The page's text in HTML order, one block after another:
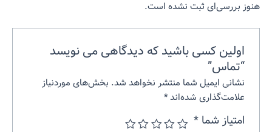
هنوز بررسی‌ای ثبت نشده است.
اولین کسی باشید که دیدگاهی می نویسد
“تماس”
نشانی ایمیل شما منتشر نخواهد شد. بخش‌های موردنیاز
علامت‌گذاری شده‌اند*
امتیاز شما*